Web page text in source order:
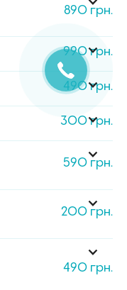
890 грн.
990 грн.
490 грн.
300 грн.
590 грн.
200 грн.
490 грн.